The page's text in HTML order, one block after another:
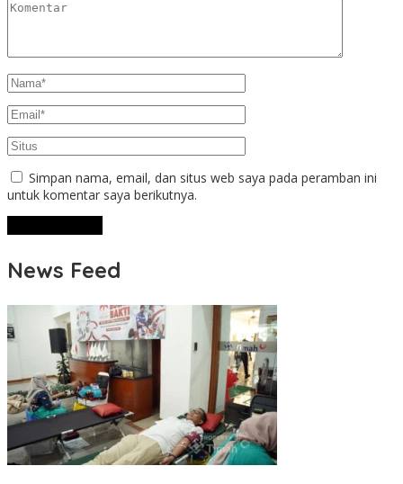
Simpan nama, email, dan situs web saya pada peramban ini
untuk komentar saya berikutnya.
News Feed